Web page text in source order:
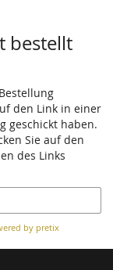
bestellt
den Link in einer
geschickt haben.
Sie auf den
des Links
by pretix